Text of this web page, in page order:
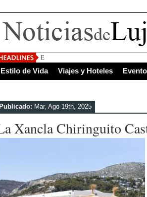
El Salvador, uno de los d
Estilo de Vida Viajes y Hoteles
Publicado: Mar, Ago 19th, 2025
Xancla Chiringuito